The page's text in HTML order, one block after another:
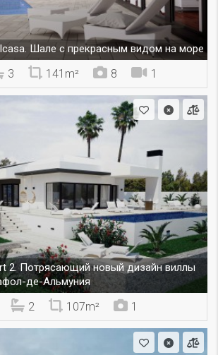
Шале с прекрасным видом на море
3 141m² 8 1
2. Потрясающий новый дизайн виллы
де-Альмуния
2 107m² 1